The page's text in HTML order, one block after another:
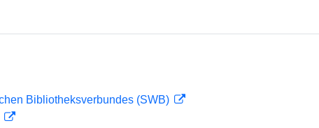
Bibliotheksverbundes (SWB)